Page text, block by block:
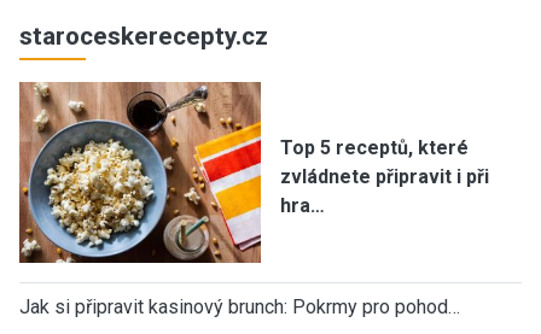
staroceskerecepty.cz
Top 5 receptů, které
zvládnete připravit i při
hra…
Jak si připravit kasinový brunch: Pokrmy pro pohod…